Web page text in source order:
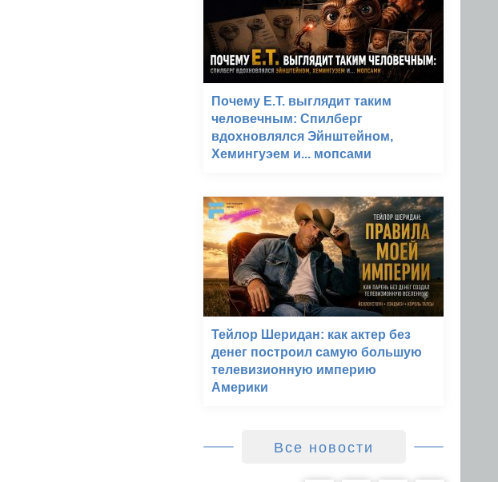
Почему E.T. выглядит таким
человечным: Спилберг
вдохновлялся Эйнштейном,
Хемингуэем и... мопсами
Тейлор Шеридан: как актер без
денег построил самую большую
телевизионную империю
Америки
Все новости